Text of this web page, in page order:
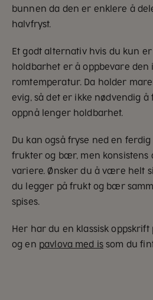
bunnen da den er enklere å
halvfryst.
Et godt alternativ hvis du kun
holdbarhet er å oppbevare
romtemperatur. Da holder
evig, så det er ikke nødvendig
oppnå lenger holdbarhet.
Du kan også fryse ned en
frukter og bær, men konsistens
variere. Ønsker du å være helt
du legger på frukt og bær
spises.
Her har du en klassisk oppskrift
og en pavlova med is som du